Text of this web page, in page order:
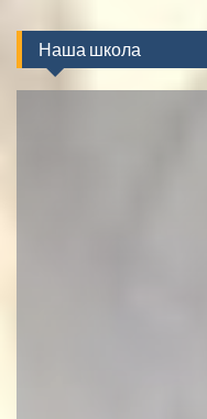
Наша школа